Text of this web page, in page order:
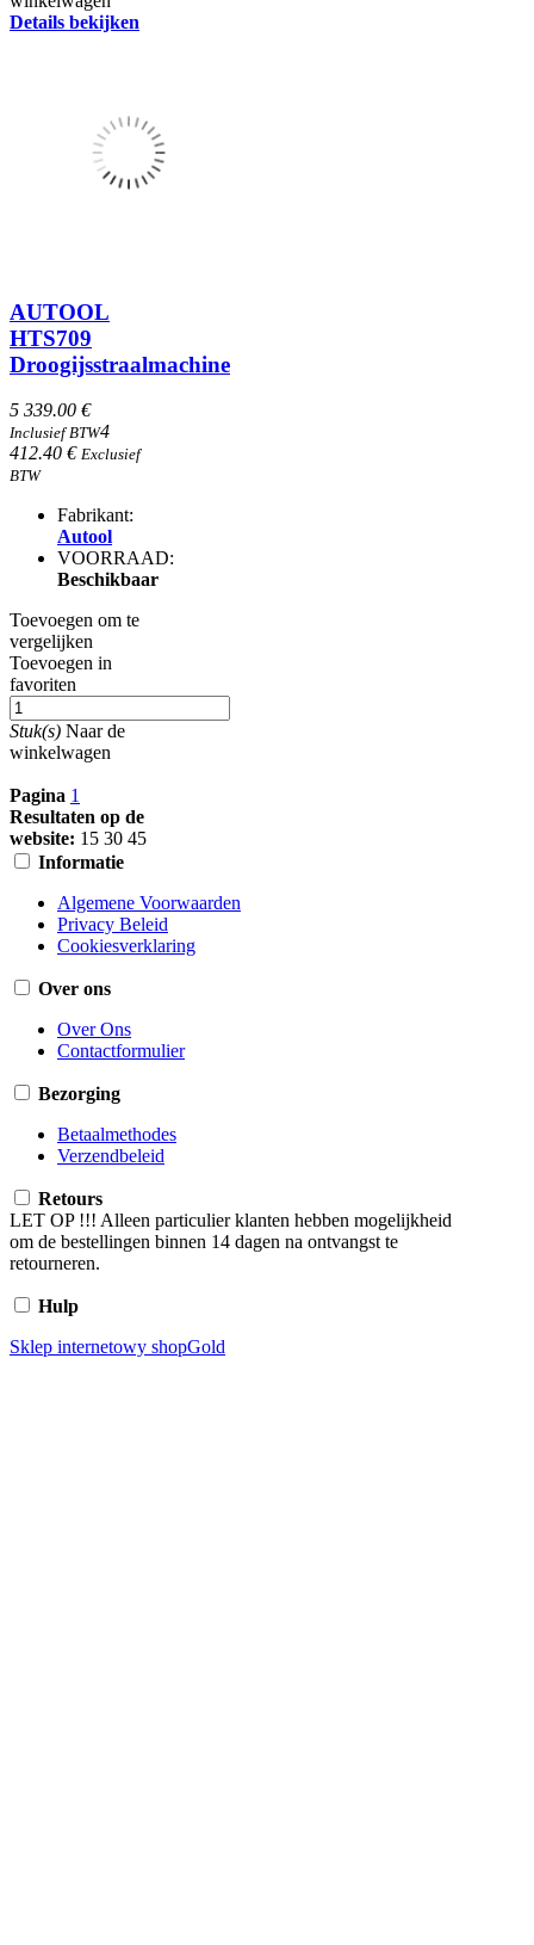
Details bekijken
AUTOOL
HTS709
Droogijsstraalmachine
5 339.00 €
Inclusief BTW4
412.40 € Exclusief
BTW
Fabrikant:
Autool
VOORRAAD:
Beschikbaar
Toevoegen om te
vergelijken
Toevoegen in
favoriten
Stuk(s) Naar de
winkelwagen
Pagina 1
Resultaten op de
website: 15 30 45
Informatie
Algemene Voorwaarden
Privacy Beleid
Cookiesverklaring
Over ons
Over Ons
Contactformulier
Bezorging
Betaalmethodes
Verzendbeleid
Retours
LET OP !!! Alleen particulier klanten hebben mogelijkheid
om de bestellingen binnen 14 dagen na ontvangst te
retourneren.
Hulp
Sklep internetowy shopGold